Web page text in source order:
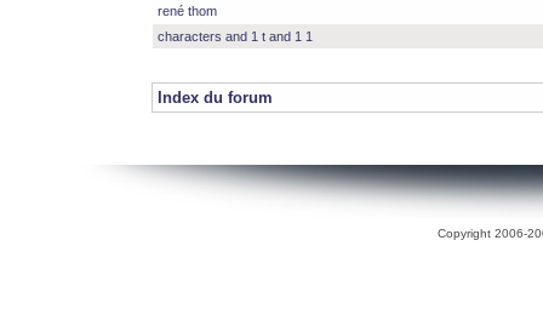
rené thom
characters and 1 t and 1 1
Index du forum
Copyright 2006-